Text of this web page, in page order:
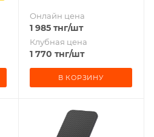
Онлайн цена
1 985тнг/шт
Клубная цена
1 770 тнг/шт
В КОРЗИНУ